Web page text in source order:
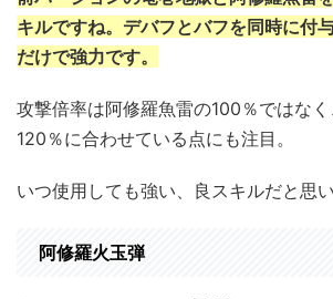
キルですね。デバフとバフを同時に付
だけで強力です。
攻撃倍率は阿修羅魚雷の100％ではな
120％に合わせている点にも注目。
いつ使用しても強い、良スキルだと思い
阿修羅火玉弾